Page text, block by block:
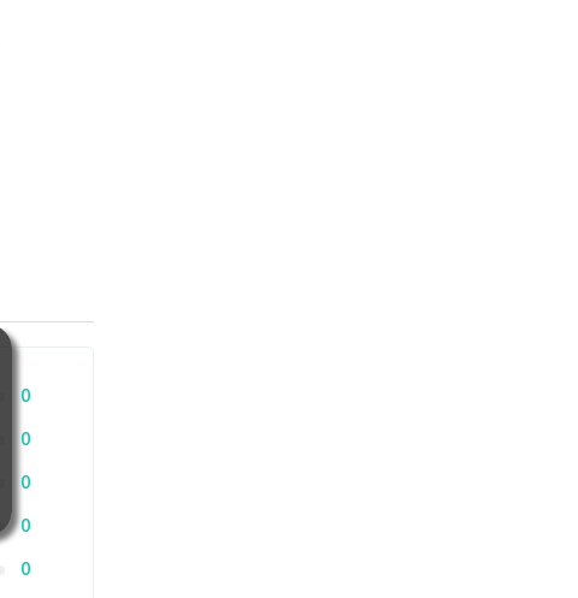
0
0
0
0
0